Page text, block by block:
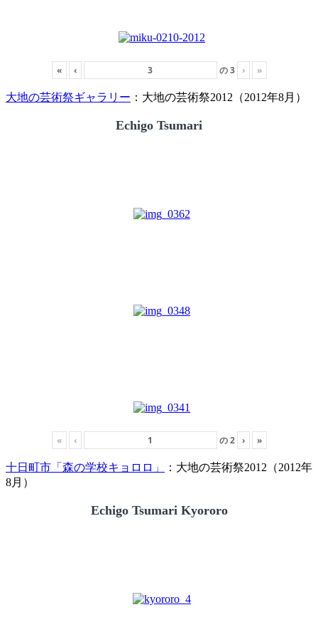
« ‹ の3 › »
大地の芸術祭ギャラリー ：大地の芸術祭2012（2012年8月）
Echigo Tsumari
« ‹ の2 › »
十日町市「森の学校キョロロ」
：大地の芸術祭2012（2012年
8月）
Echigo Tsumari Kyororo